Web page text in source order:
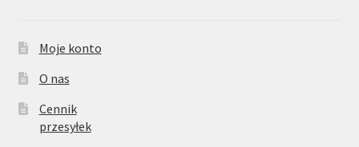
Moje konto
O nas
Cennik
przesyłek